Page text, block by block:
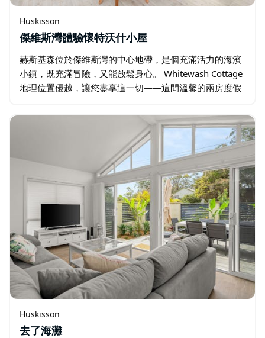
Huskisson
傑維斯灣體驗懷特沃什小屋
赫斯基森位於傑維斯灣的中心地帶，是個充滿活力的海濱
小鎮，既充滿冒險，又能放鬆身心。 Whitewash Cottage
地理位置優越，讓您盡享這一切——這間溫馨的兩房度假
Huskisson
去了海灘